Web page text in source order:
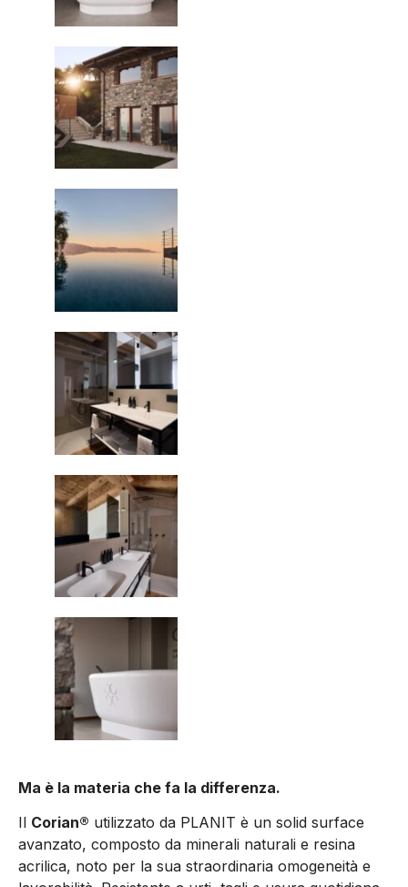
Ma è la materia che fa la differenza.
Il Corian® utilizzato da PLANIT è un solid surface
avanzato, composto da minerali naturali e resina
acrilica, noto per la sua straordinaria omogeneità e